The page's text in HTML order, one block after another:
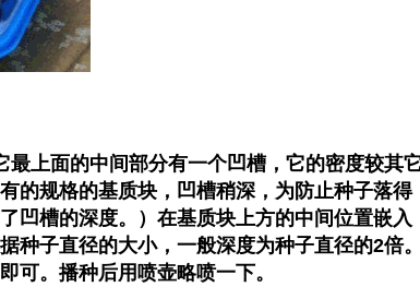
上面的中间部分有一个凹槽，它的密度较其
的规格的基质块，凹槽稍深，为防止种子落得
凹槽的深度。）在基质块上方的中间位置嵌入
种子直径的大小，一般深度为种子直径的2倍。
可。播种后用喷壶略喷一下。